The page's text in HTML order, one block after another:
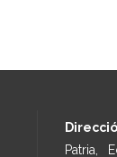
Patria,